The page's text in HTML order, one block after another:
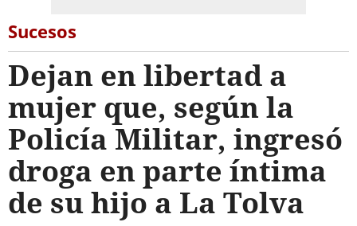
Sucesos
Dejan en libertad a
mujer que, según la
Policía Militar, ingresó
droga en parte íntima
de su hijo a La Tolva